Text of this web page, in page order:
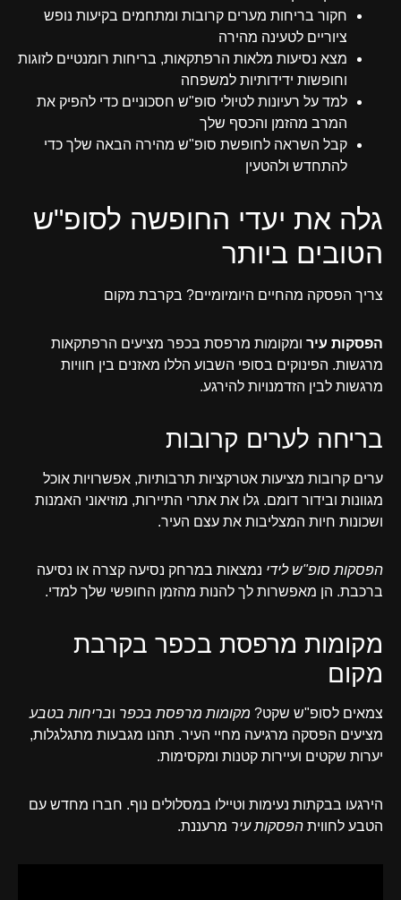
חקור בריחות מערים קרובות ומתחמים בקיעות נופש
ציוריים לטעינה מהירה
מצא נסיעות מלאות הרפתקאות, בריחות רומנטיים לזוגות
וחופשות ידידותיות למשפחה
למד על רעיונות לטיולי סופ"ש חסכוניים כדי להפיק את
המרב מהזמן והכסף שלך
קבל השראה לחופשת סופ"ש מהירה הבאה שלך כדי
להתחדש ולהטעין
גלה את יעדי החופשה לסופ"ש
הטובים ביותר
צריך הפסקה מהחיים היומיומיים? בקרבת מקום
הפסקות עיר ומקומות מרפסת בכפר מציעים הרפתקאות
מרגשות. הפינוקים בסופי השבוע הללו מאזנים בין חוויות
מרגשות לבין הזדמנויות להירגע.
בריחה לערים קרובות
ערים קרובות מציעות אטרקציות תרבותיות, אפשרויות אוכל
מגוונות ובידור דומם. גלו את אתרי התיירות, מוזיאוני האמנות
ושכונות חיות המצליבות את עצם העיר.
הפסקות סופ"ש לידי נמצאות במרחק נסיעה קצרה או נסיעה
ברכבת. הן מאפשרות לך להנות מהזמן החופשי שלך למדי.
מקומות מרפסת בכפר בקרבת
מקום
צמאים לסופ"ש שקט? מקומות מרפסת בכפר ובריחות בטבע
מציעים הפסקה מרגיעה מחיי העיר. תהנו מגבעות מתגלגלות,
יערות שקטים ועיירות קטנות ומקסימות.
הירגעו בבקתות נעימות וטיילו במסלולים נוף. חברו מחדש עם
הטבע לחווית הפסקות עיר מרעננת.